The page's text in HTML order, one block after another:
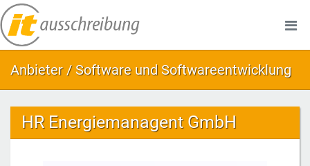
Anbieter / Software und Softwareentwicklung
HR Energiemanagent GmbH